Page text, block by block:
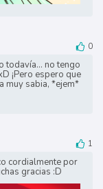
0
todavía... no tengo
¡Pero espero que
muy sabia, *ejem*
1
cordialmente por
gracias :D